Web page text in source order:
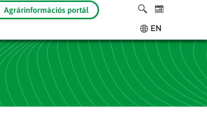
Agrárinformációs portál
EN